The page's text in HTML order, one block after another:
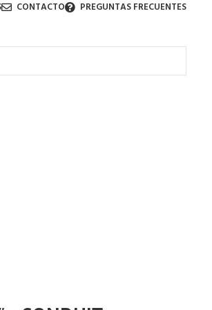
CONTACTO
PREGUNTAS FRECUENTES